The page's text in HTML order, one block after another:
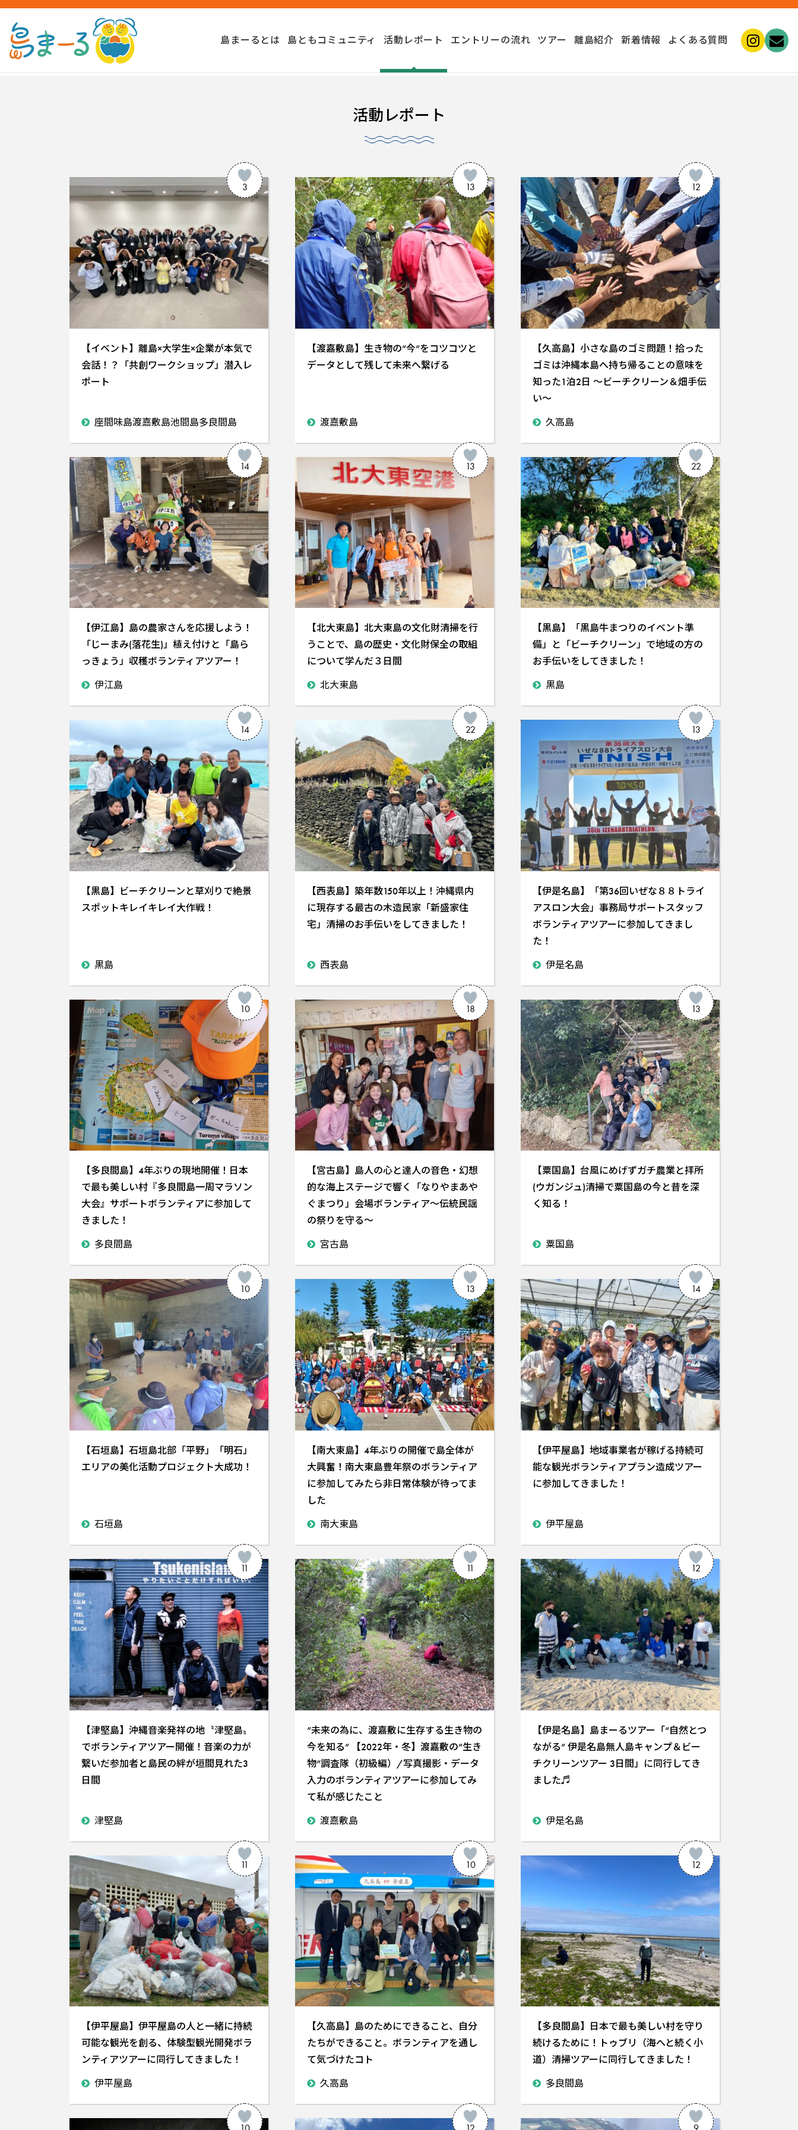
島まーるとは 島ともコミュニティ 活動レポート エントリーの流れ ツアー 離島紹介 新着情報 よくある質問
活動レポート
【イベント】離島×大学生×企業が本気で
会話！？「共創ワークショップ」潜入レ
ポート
座間味島渡嘉敷島池間島多良間島
3
【渡嘉敷島】生き物の”今”をコツコツと
データとして残して未来へ繋げる
渡嘉敷島
13
【久高島】小さな島のゴミ問題！拾った
ゴミは沖縄本島へ持ち帰ることの意味を
知った1泊2日 ～ビーチクリーン＆畑手伝
い～
久高島
12
【伊江島】島の農家さんを応援しよう！
「じーまみ(落花生)」植え付けと「島ら
っきょう」収穫ボランティアツアー！
伊江島
14
【北大東島】北大東島の文化財清掃を行
うことで、島の歴史・文化財保全の取組
について学んだ３日間
北大東島
13
【黒島】「黒島牛まつりのイベント準
備」と「ビーチクリーン」で地域の方の
お手伝いをしてきました！
黒島
22
【黒島】ビーチクリーンと草刈りで絶景
スポットキレイキレイ大作戦！
黒島
14
【西表島】築年数150年以上！沖縄県内
に現存する最古の木造民家「新盛家住
宅」清掃のお手伝いをしてきました！
西表島
22
【伊是名島】「第36回いぜな８８トライ
アスロン大会」事務局サポートスタッフ
ボランティアツアーに参加してきまし
た！
伊是名島
13
【多良間島】4年ぶりの現地開催！日本
で最も美しい村『多良間島一周マラソン
大会』サポートボランティアに参加して
きました！
多良間島
10
【宮古島】島人の心と達人の音色・幻想
的な海上ステージで響く「なりやまあや
ぐまつり」会場ボランティア～伝統民謡
の祭りを守る～
宮古島
18
【粟国島】台風にめげずガチ農業と拝所
(ウガンジュ)清掃で粟国島の今と昔を深
く知る！
粟国島
13
【石垣島】石垣島北部「平野」「明石」
エリアの美化活動プロジェクト大成功！
石垣島
10
【南大東島】4年ぶりの開催で島全体が
大興奮！南大東島豊年祭のボランティア
に参加してみたら非日常体験が待ってま
した
南大東島
13
【伊平屋島】地域事業者が稼げる持続可
能な観光ボランティアプラン造成ツアー
に参加してきました！
伊平屋島
14
【津堅島】沖縄音楽発祥の地〝津堅島〟
でボランティアツアー開催！音楽の力が
繋いだ参加者と島民の絆が垣間見れた3
日間
津堅島
11
”未来の為に、渡嘉敷に生存する生き物の
今を知る” 【2022年・冬】渡嘉敷の”生き
物”調査隊（初級編）/写真撮影・データ
入力のボランティアツアーに参加してみ
て私が感じたこと
渡嘉敷島
11
【伊是名島】島まーるツアー「“自然とつ
ながる” 伊是名島無人島キャンプ＆ビー
チクリーンツアー 3日間」に同行してき
ました♬
伊是名島
12
【伊平屋島】伊平屋島の人と一緒に持続
可能な観光を創る、体験型観光開発ボラ
ンティアツアーに同行してきました！
伊平屋島
11
【久高島】島のためにできること、自分
たちができること。ボランティアを通し
て気づけたコト
久高島
10
【多良間島】日本で最も美しい村を守り
続けるために！トゥブリ（海へと続く小
道）清掃ツアーに同行してきました！
多良間島
12